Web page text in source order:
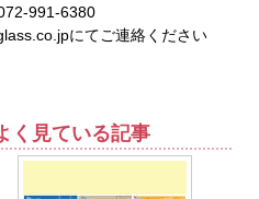
991-6380
にてご連絡ください
く見ている記事